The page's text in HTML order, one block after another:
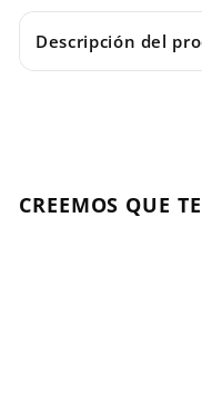
Descripción del
CREEMOS QUE